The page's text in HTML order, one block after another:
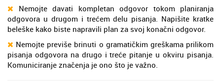
Nemojte davati kompletan odgovor tokom planiranja
odgovora u drugom i trećem delu pisanja. Napišite kratke
beleške kako biste napravili plan za svoj konačni odgovor.
Nemojte previše brinuti o gramatičkim greškama prilikom
pisanja odgovora na drugo i treće pitanje u okviru pisanja.
Komuniciranje značenja je ono što je važno.